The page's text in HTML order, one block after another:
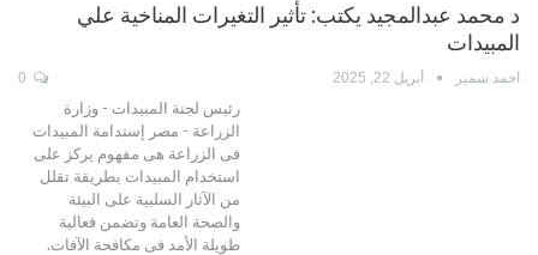
د محمد عبدالمجيد يكتب: تأثير التغيرات المناخية علي
المبيدات
احمد سمير أبريل 22, 2025
رئيس لجنة المبيدات - وزارة
الزراعة - مصر إستدامة المبيدات
فى الزراعة هى مفهوم يركز على
استخدام المبيدات بطريقة تقلل
من الآثار السلبية على البيئة
والصحة العامة وتضمن فعالية
طويلة الأمد فى مكافحة الآفات.